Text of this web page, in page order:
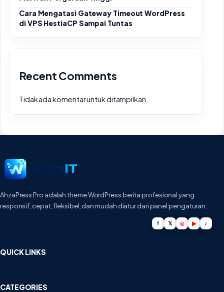
Cara Mengatasi Gateway Timeout WordPress
di VPS HestiaCP Sampai Tuntas
Recent Comments
Tidak ada komentar untuk ditampilkan.
AhzaPress Pro adalah theme WordPress berita profesional yang
responsif, cepat, fleksibel, dan mudah diatur dari panel pengaturan.
f 𝕏 ◎ ▶ ♪
QUICK LINKS
CATEGORIES